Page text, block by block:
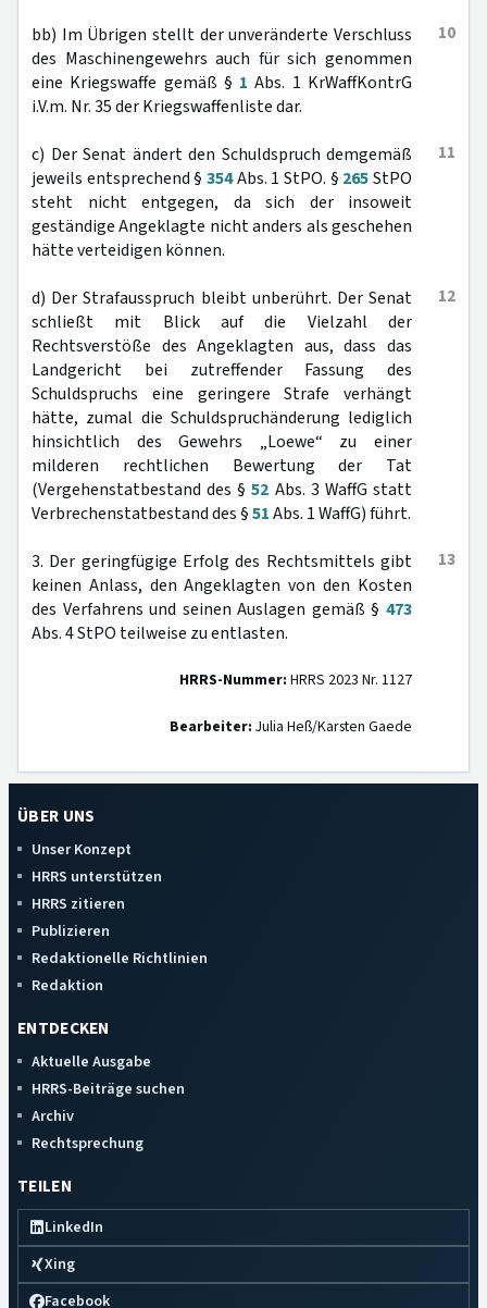
10
bb) Im Übrigen stellt der unveränderte Verschluss
des Maschinengewehrs auch für sich genommen
eine Kriegswaffe gemäß § 1 Abs. 1 KrWaffKontrG
i.V.m. Nr. 35 der Kriegswaffenliste dar.
11
c) Der Senat ändert den Schuldspruch demgemäß
jeweils entsprechend § 354Abs. 1 StPO. § 265StPO
steht nicht entgegen, da sich der insoweit
geständige Angeklagte nicht anders als geschehen
hätte verteidigen können.
12
d) Der Strafausspruch bleibt unberührt. Der Senat
schließt mit Blick auf die Vielzahl der
Rechtsverstöße des Angeklagten aus, dass das
Landgericht bei zutreffender Fassung des
Schuldspruchs eine geringere Strafe verhängt
hätte, zumal die Schuldspruchänderung lediglich
hinsichtlich des Gewehrs „Loewe“ zu einer
milderen rechtlichen Bewertung der Tat
(Vergehenstatbestand des §52 Abs. 3 WaffG statt
Verbrechenstatbestand des §51Abs. 1 WaffG) führt.
13
3. Der geringfügige Erfolg des Rechtsmittels gibt
keinen Anlass, den Angeklagten von den Kosten
des Verfahrens und seinen Auslagen gemäß § 473
Abs. 4 StPO teilweise zu entlasten.
HRRS-Nummer: HRRS 2023 Nr. 1127
Bearbeiter: Julia Heß/Karsten Gaede
ÜBER UNS
Unser Konzept
HRRS unterstützen
HRRS zitieren
Publizieren
Redaktionelle Richtlinien
Redaktion
ENTDECKEN
Aktuelle Ausgabe
HRRS-Beiträge suchen
Archiv
Rechtsprechung
TEILEN
LinkedIn
Xing
Facebook